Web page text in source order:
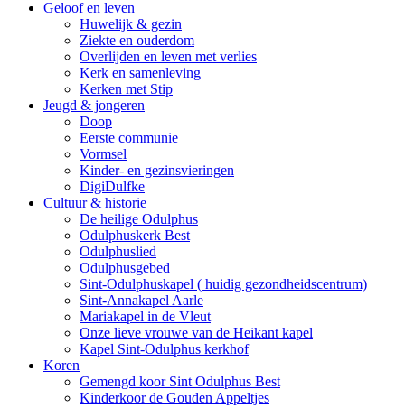
Geloof en leven
Huwelijk & gezin
Ziekte en ouderdom
Overlijden en leven met verlies
Kerk en samenleving
Kerken met Stip
Jeugd & jongeren
Doop
Eerste communie
Vormsel
Kinder- en gezinsvieringen
DigiDulfke
Cultuur & historie
De heilige Odulphus
Odulphuskerk Best
Odulphuslied
Odulphusgebed
Sint-Odulphuskapel ( huidig gezondheidscentrum)
Sint-Annakapel Aarle
Mariakapel in de Vleut
Onze lieve vrouwe van de Heikant kapel
Kapel Sint-Odulphus kerkhof
Koren
Gemengd koor Sint Odulphus Best
Kinderkoor de Gouden Appeltjes